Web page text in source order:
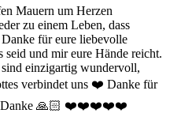
Mauern um Herzen
zu einem Leben, dass
für eure liebevolle
seid und mir eure Hände reicht.
einzigartig wundervoll,
verbindet uns ❤️ Danke für
❤️ Danke 🙏🏻 ❤️❤️❤️❤️❤️